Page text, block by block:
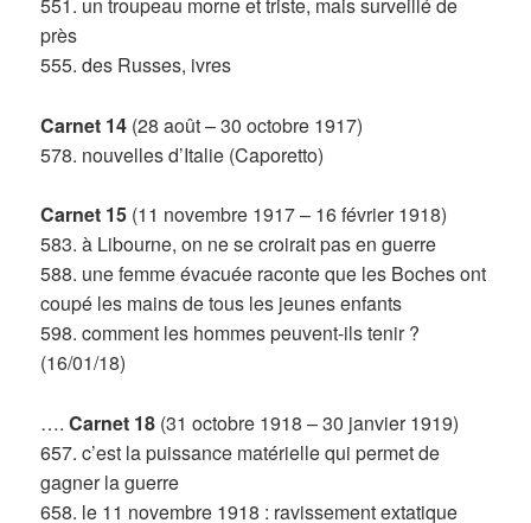
près
555. des Russes, ivres
Carnet 14 (28 août – 30 octobre 1917)
578. nouvelles d’Italie (Caporetto)
Carnet 15 (11 novembre 1917 – 16 février 1918)
583. à Libourne, on ne se croirait pas en guerre
588. une femme évacuée raconte que les Boches ont
coupé les mains de tous les jeunes enfants
598. comment les hommes peuvent-ils tenir ?
(16/01/18)
….Carnet 18 (31 octobre 1918 – 30 janvier 1919)
657. c’est la puissance matérielle qui permet de
gagner la guerre
658. le 11 novembre 1918 : ravissement extatique